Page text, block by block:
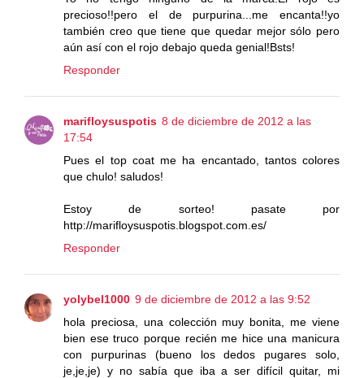
precioso!!pero el de purpurina...me encanta!!yo
también creo que tiene que quedar mejor sólo pero
aún así con el rojo debajo queda genial!Bsts!
Responder
marifloysuspotis 8 de diciembre de 2012 a las
17:54
Pues el top coat me ha encantado, tantos colores
que chulo! saludos!
Estoy de sorteo! pasate por
http://marifloysuspotis.blogspot.com.es/
Responder
yolybel1000 9 de diciembre de 2012 a las 9:52
hola preciosa, una colección muy bonita, me viene
bien ese truco porque recién me hice una manicura
con purpurinas (bueno los dedos pugares solo,
je,je,je) y no sabía que iba a ser difícil quitar, mi